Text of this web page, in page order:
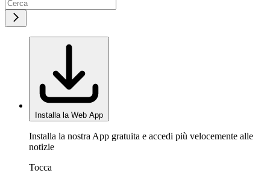
Installa la Web App
Installa la nostra App gratuita e accedi più velocemente alle
notizie
Tocca